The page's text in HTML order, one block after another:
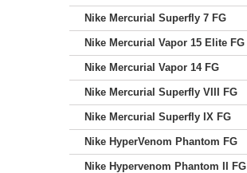
Nike Mercurial Superfly 7 FG
Nike Mercurial Vapor 15 Elite FG
Nike Mercurial Vapor 14 FG
Nike Mercurial Superfly VIII FG
Nike Mercurial Superfly IX FG
Nike HyperVenom Phantom FG
Nike Hypervenom Phantom II FG